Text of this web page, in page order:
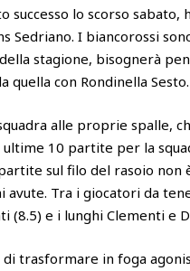
successo lo scorso
I biancorossi
stagione, bisognerà
con Rondinella Sesto.
alle proprie spalle,
10 partite per la
sul filo del rasoio non
avute. Tra i giocatori da
(8.5) e i lunghi Clementi e
trasformare in foga